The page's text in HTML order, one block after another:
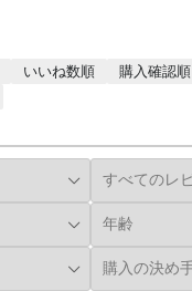
いいね数順 購入確認順